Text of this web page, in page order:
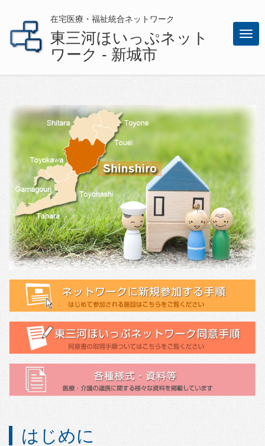
在宅医療・福祉統合ネットワーク
東三河ほいっぷネット
ワーク - 新城市
メ
はじめに